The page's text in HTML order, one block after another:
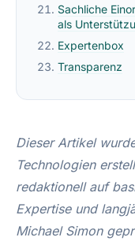
Sachliche
als
Expertenbox
Transparenz
Dieser Artikel
Technologien
redaktionell auf
Expertise und
Michael Simon